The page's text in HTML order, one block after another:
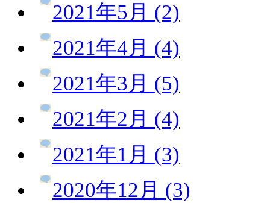
2021年5月 (2)
2021年4月 (4)
2021年3月 (5)
2021年2月 (4)
2021年1月 (3)
2020年12月 (3)